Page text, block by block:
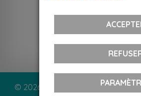
Suivez-
© 2026 Le Centre d'action